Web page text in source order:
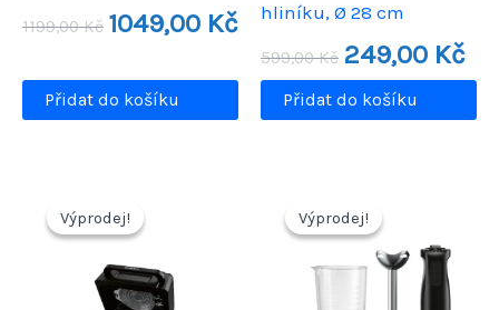
1199,00Kč
Původní
cena
1199,00 Kč.
1049,00 Kč Aktuální
1049,00 Kč.
Přidat do košíku
hliníku, Ø 28 cm
599,00Kč
Původní
cena
599,00 Kč.
249,00 Kč
je:
Přidat do košíku
Výprodej!
Výprodej! Výprodej!
Výprodej!